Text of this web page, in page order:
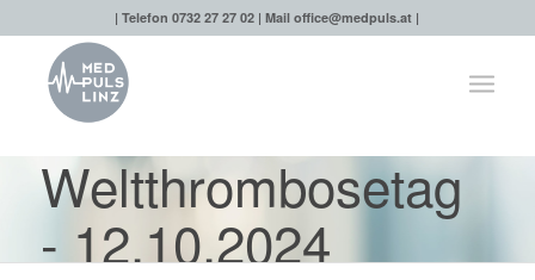
| Telefon 0732 27 27 02 | Mailoffice@medpuls.at |
Weltthrombosetag
- 12.10.2024